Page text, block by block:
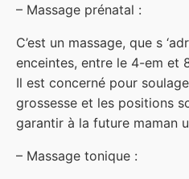
– Massage prénatal :
C’est un massage, que s
enceintes, entre le 4-em et
Il est concerné pour
grossesse et les positions
garantir à la future maman
– Massage tonique :